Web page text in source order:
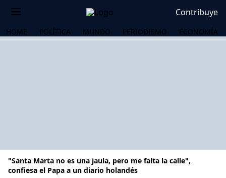
Contribuye
HOME POLÍTICA MUNDO PERIODISMO ECONOMÍA
"Santa Marta no es una jaula, pero me falta la calle",
confiesa el Papa a un diario holandés